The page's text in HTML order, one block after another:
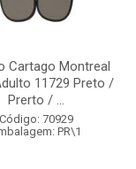
Cartago Montreal
11729 Preto /
Prerto / ...
Código: 70929
PR\1